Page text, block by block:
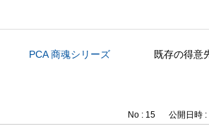
PCA 商魂シリーズ 既存の得意
No : 15 公開日時